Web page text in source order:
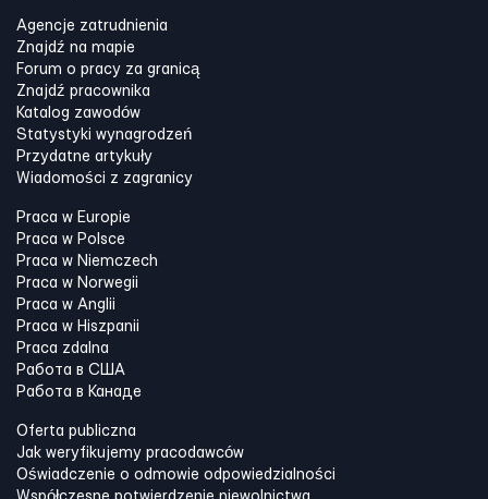
Agencje zatrudnienia
Znajdź na mapie
Forum o pracy za granicą
Znajdź pracownika
Katalog zawodów
Statystyki wynagrodzeń
Przydatne artykuły
Wiadomości z zagranicy
Praca w Europie
Praca w Polsce
Praca w Niemczech
Praca w Norwegii
Praca w Anglii
Praca w Hiszpanii
Praca zdalna
Работа в США
Работа в Канадe
Oferta publiczna
Jak weryfikujemy pracodawców
Oświadczenie o odmowie odpowiedzialności